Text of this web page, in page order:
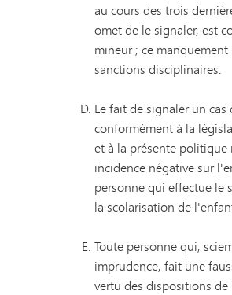
au cours des trois
omet de le signaler, est
mineur ; ce
sanctions disciplinaires.
Le fait de signaler un
conformément à la
et à la présente politique
incidence négative sur
personne qui effectue le
la scolarisation de
Toute personne qui,
imprudence, fait une
vertu des dispositions